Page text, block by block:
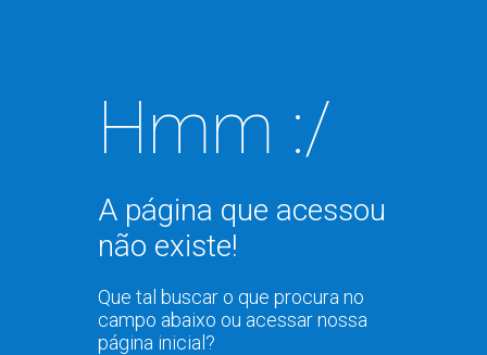
Hmm :/
A página que acessou
não existe!
Que tal buscar o que procura no
campo abaixo ou acessar nossa
página inicial?